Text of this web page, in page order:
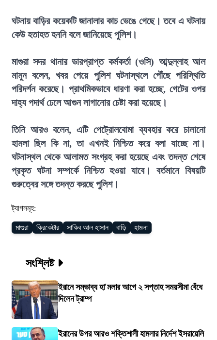
ঘটনায় বাড়ির কয়েকটি জানালার কাচ ভেঙে গেছে। তবে এ ঘটনায়
কেউ হতাহত হননি বলে জানিয়েছে পুলিশ।
মাগুরা সদর থানার ভারপ্রাপ্ত কর্মকর্তা (ওসি) আব্দুল্লাহ আল
মামুন বলেন, খবর পেয়ে পুলিশ ঘটনাস্থলে পৌঁছে পরিস্থিতি
পরিদর্শন করেছে। প্রাথমিকভাবে ধারণা করা হচ্ছে, গেটের ওপর
দাহ্য পদার্থ ঢেলে আগুন লাগানোর চেষ্টা করা হয়েছে।
তিনি আরও বলেন, এটি পেট্রোলবোমা ব্যবহার করে চালানো
হামলা ছিল কি না, তা এখনই নিশ্চিত করে বলা যাচ্ছে না।
ঘটনাস্থল থেকে আলামত সংগ্রহ করা হয়েছে এবং তদন্ত শেষে
প্রকৃত ঘটনা সম্পর্কে নিশ্চিত হওয়া যাবে। বর্তমানে বিষয়টি
গুরুত্বের সঙ্গে তদন্ত করছে পুলিশ।
ট্যাগসমূহ:
মাগুরা ক্রিকেটার সাকিব আল হাসান বাড়ি হামলা
সংশ্লিষ্ট
ইরানে সম্ভাব্য হা'মলার আগে ২ সপ্তাহ সময়সীমা বেঁধে
দিলেন ট্রাম্প
ইরানের উপর আরও শক্তিশালী হামলার নির্দেশ ইসরায়েলি